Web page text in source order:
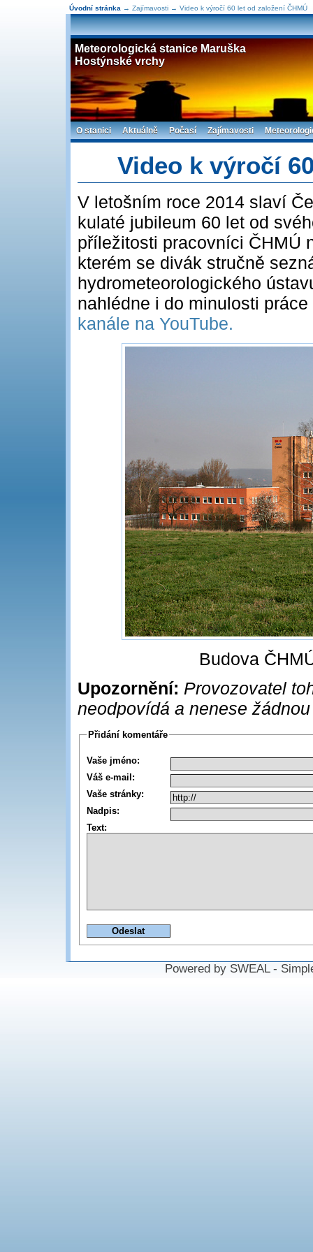
Úvodní stránka → Zajímavosti → Video k výročí 60 let od založení ČHMÚ
Meteorologická stanice Maruška
Hostýnské vrchy
O stanici Aktuálně Počasí Zajímavosti
Video k výročí
V letošním roce 2014 slaví
kulaté jubileum 60 let od
příležitosti pracovníci ČHMÚ
kterém se divák stručně
hydrometeorologického
nahlédne i do minulosti
kanále na YouTube.
Budova
Upozornění: Provozovatel
neodpovídá a nenese
Přidání komentáře
Vaše jméno:
Váš e-mail:
Vaše stránky:
Nadpis:
Text:
Powered by SWEAL -